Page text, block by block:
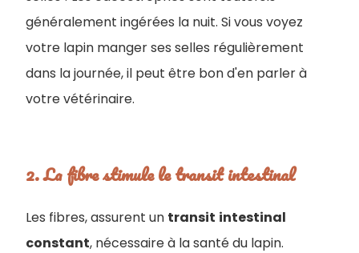
généralement ingérées la nuit. Si vous voyez
votre lapin manger ses selles régulièrement
dans la journée, il peut être bon d'en parler à
votre vétérinaire.
2. La fibre stimule le transit intestinal
Les fibres, assurent un transit intestinal
constant, nécessaire à la santé du lapin.